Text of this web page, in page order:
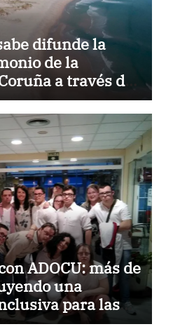
difunde la
de la
a través de
ADOCU: más de
una
para las
de Down